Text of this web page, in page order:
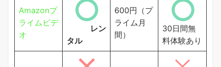
Amazonプ
ライムビデ
オ
レン
タル
600円（プ
ライム月
間）
30日間無
料体験あり